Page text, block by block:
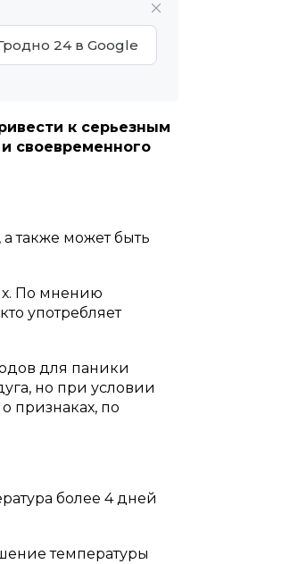
24 в Google
к серьезным
своевременного
также может быть
По мнению
употребляет
для паники
но при условии
признаках, по
более 4 дней
температуры